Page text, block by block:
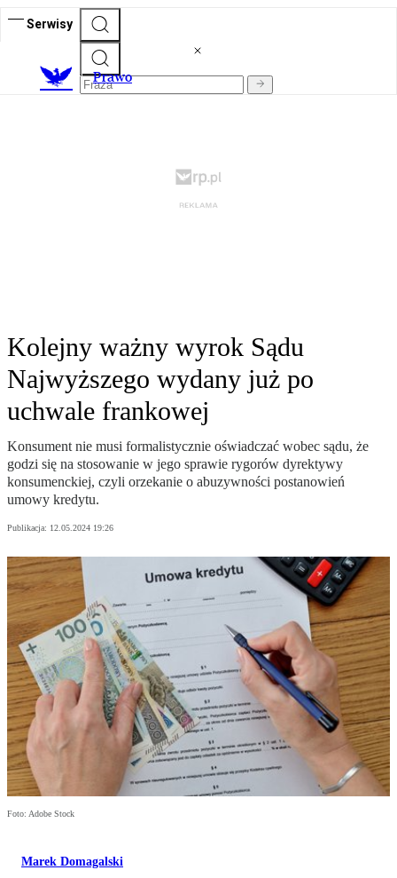
Serwisy
Prawo
Kolejny ważny wyrok Sądu
Najwyższego wydany już po
uchwale frankowej
Konsument nie musi formalistycznie oświadczać wobec sądu, że
godzi się na stosowanie w jego sprawie rygorów dyrektywy
konsumenckiej, czyli orzekanie o abuzywności postanowień
umowy kredytu.
Publikacja: 12.05.2024 19:26
Foto: Adobe Stock
Marek Domagalski